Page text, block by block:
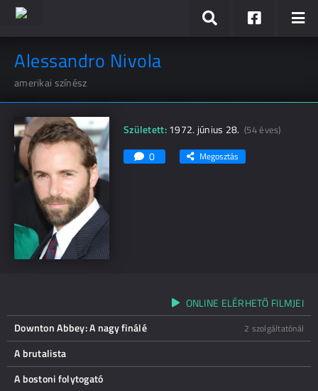
Alessandro Nivola
amerikai színész
Született:1972. június 28.(54 éves)
0 Megosztás
ONLINE ELÉRHETŐ FILMJEI
Downton Abbey: A nagy finálé
2 szolgáltatónál
A brutalista
A bostoni folytogató